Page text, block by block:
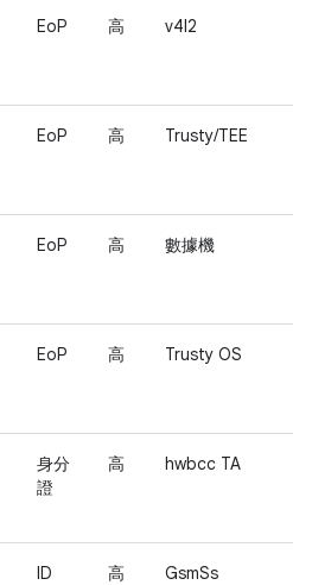
EoP 高 v4l2
EoP 高 Trusty/TEE
EoP 高 數據機
EoP 高 Trusty OS
身分
證
高 hwbcc TA
ID
高
GsmSs